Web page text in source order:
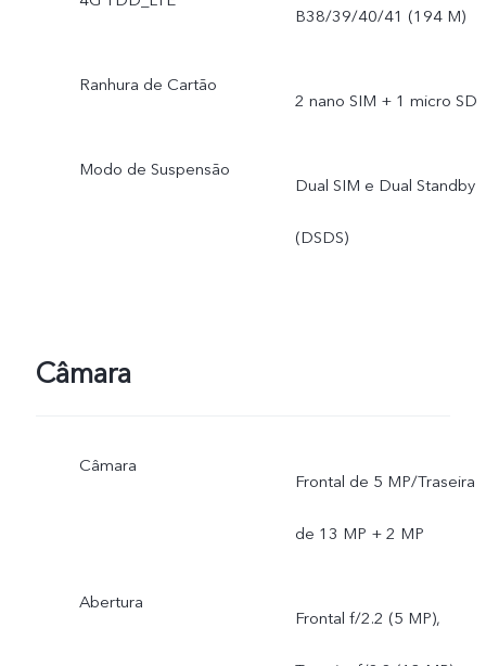
B38/39/40/41 (194 M)
Ranhura de Cartão
2 nano SIM + 1 micro SD
Modo de Suspensão
Dual SIM e Dual Standby
(DSDS)
Câmara
Câmara
Frontal de 5 MP/Traseira
de 13 MP + 2 MP
Abertura
Frontal f/2.2 (5 MP),